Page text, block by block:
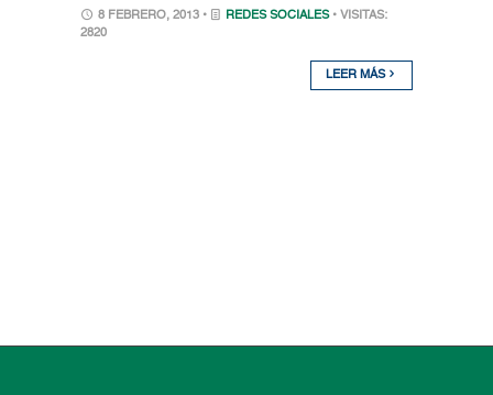
8 FEBRERO, 2013 • REDES SOCIALES • VISITAS:
2820
LEER MÁS